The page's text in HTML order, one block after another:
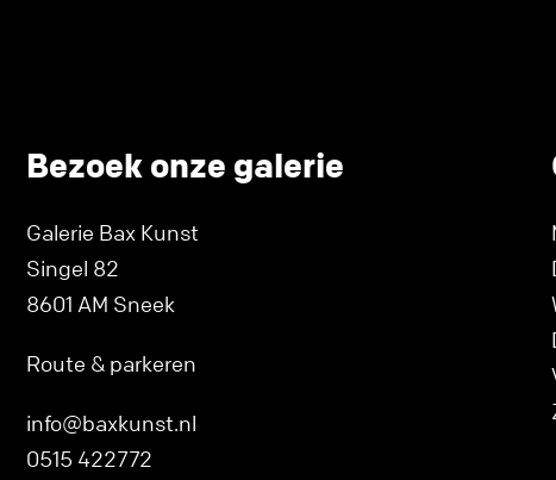
Bezoek onze galerie
Galerie Bax Kunst
Singel 82
8601 AM Sneek
Route & parkeren
info@baxkunst.nl
0515 422772